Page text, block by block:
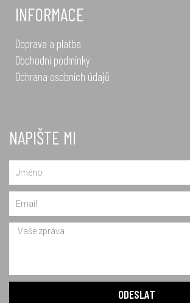
INFORMACE
Doprava a platba
Obchodní podmínky
Ochrana osobních údajů
NAPIŠTE MI
Message
ODESLAT